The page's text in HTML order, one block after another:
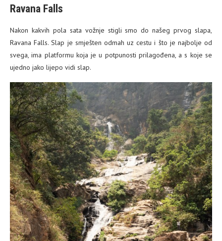
Ravana Falls
Nakon kakvih pola sata vožnje stigli smo do našeg prvog slapa,
Ravana Falls. Slap je smješten odmah uz cestu i što je najbolje od
svega, ima platformu koja je u potpunosti prilagođena, a s koje se
ujedno jako lijepo vidi slap.